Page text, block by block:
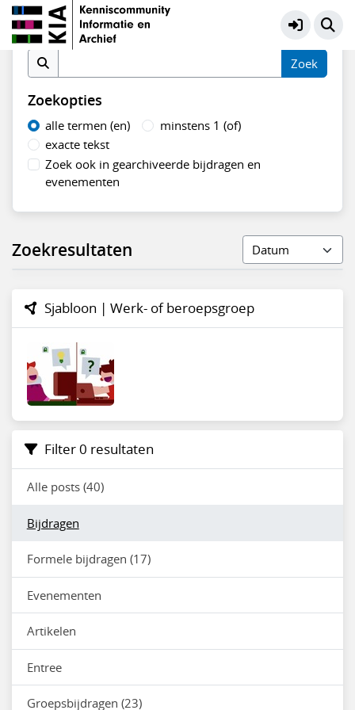
Sjabloon | Werk- of beroepsgroep
Zoek op inhoud
Zoekopties
alle termen (en)
minstens 1 (of)
exacte tekst
Zoek ook in gearchiveerde bijdragen en
evenementen
Zoekresultaten
Sjabloon | Werk- of beroepsgroep
Filter 0 resultaten
Alle posts (40)
Bijdragen
Formele bijdragen (17)
Evenementen
Artikelen
Entree
Groepsbijdragen (23)